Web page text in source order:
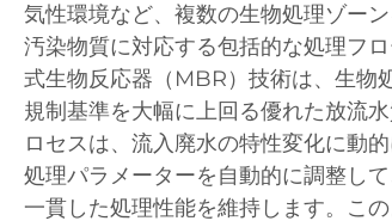
気性環境など、複数の生物処理ゾー
汚染物質に対応する包括的な処理フ
式生物反応器（MBR）技術は、生物
規制基準を大幅に上回る優れた放流
ロセスは、流入廃水の特性変化に動
処理パラメーターを自動的に調整し
一貫した処理性能を維持します。こ